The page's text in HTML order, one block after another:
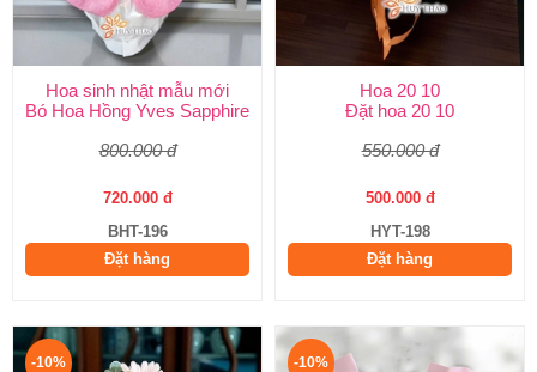
Hoa sinh nhật mẫu mới
Bó Hoa Hồng Yves Sapphire
800.000 đ
720.000 đ
BHT-196
Đặt hàng
Hoa 20 10
Đặt hoa 20 10
550.000 đ
500.000 đ
HYT-198
Đặt hàng
-10% -10%